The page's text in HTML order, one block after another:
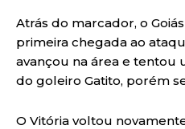
Atrás do marcador, o
primeira chegada ao
avançou na área e tentou
do goleiro Gatito, porém
O Vitória voltou